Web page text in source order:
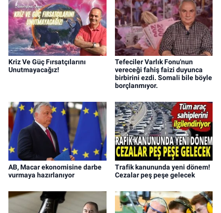
Kriz Ve Güç Fırsatçılarını
Unutmayacağız!
Tefeciler Varlık Fonu'nun
vereceği fahiş faizi duyunca
birbirini ezdi. Somali bile böyle
borçlanmıyor.
AB, Macar ekonomisine darbe
vurmaya hazırlanıyor
Trafik kanununda yeni dönem!
Cezalar peş peşe gelecek